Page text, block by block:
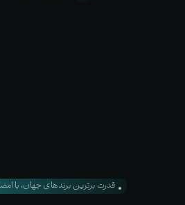
قدرت برترین برندهای جهان، با